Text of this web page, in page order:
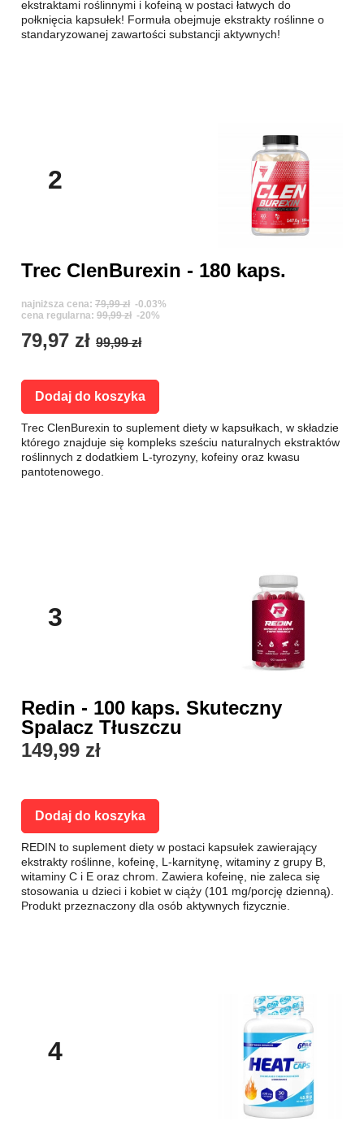
ekstraktami roślinnymi i kofeiną w postaci łatwych do
połknięcia kapsułek! Formuła obejmuje ekstrakty roślinne o
standaryzowanej zawartości substancji aktywnych!
2
Trec ClenBurexin - 180 kaps.
najniższa cena: 79,99 zł -0.03%
cena regularna: 99,99 zł -20%
79,97 zł 99,99 zł
Dodaj do koszyka
Trec ClenBurexin to suplement diety w kapsułkach, w składzie
którego znajduje się kompleks sześciu naturalnych ekstraktów
roślinnych z dodatkiem L-tyrozyny, kofeiny oraz kwasu
pantotenowego.
3
Redin - 100 kaps. Skuteczny
Spalacz Tłuszczu
149,99 zł
Dodaj do koszyka
REDIN to suplement diety w postaci kapsułek zawierający
ekstrakty roślinne, kofeinę, L-karnitynę, witaminy z grupy B,
witaminy C i E oraz chrom. Zawiera kofeinę, nie zaleca się
stosowania u dzieci i kobiet w ciąży (101 mg/porcję dzienną).
Produkt przeznaczony dla osób aktywnych fizycznie.
4